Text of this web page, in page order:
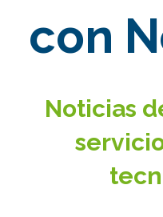
con
Noticias